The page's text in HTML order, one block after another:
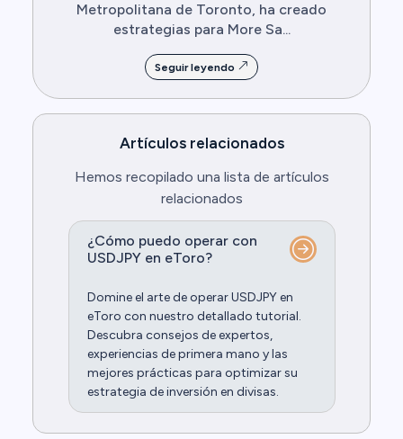
Metropolitana de Toronto, ha creado
estrategias para More Sa...
Seguir leyendo
Artículos relacionados
Hemos recopilado una lista de artículos
relacionados
¿Cómo puedo operar con
USDJPY en eToro?
Domine el arte de operar USDJPY en
eToro con nuestro detallado tutorial.
Descubra consejos de expertos,
experiencias de primera mano y las
mejores prácticas para optimizar su
estrategia de inversión en divisas.